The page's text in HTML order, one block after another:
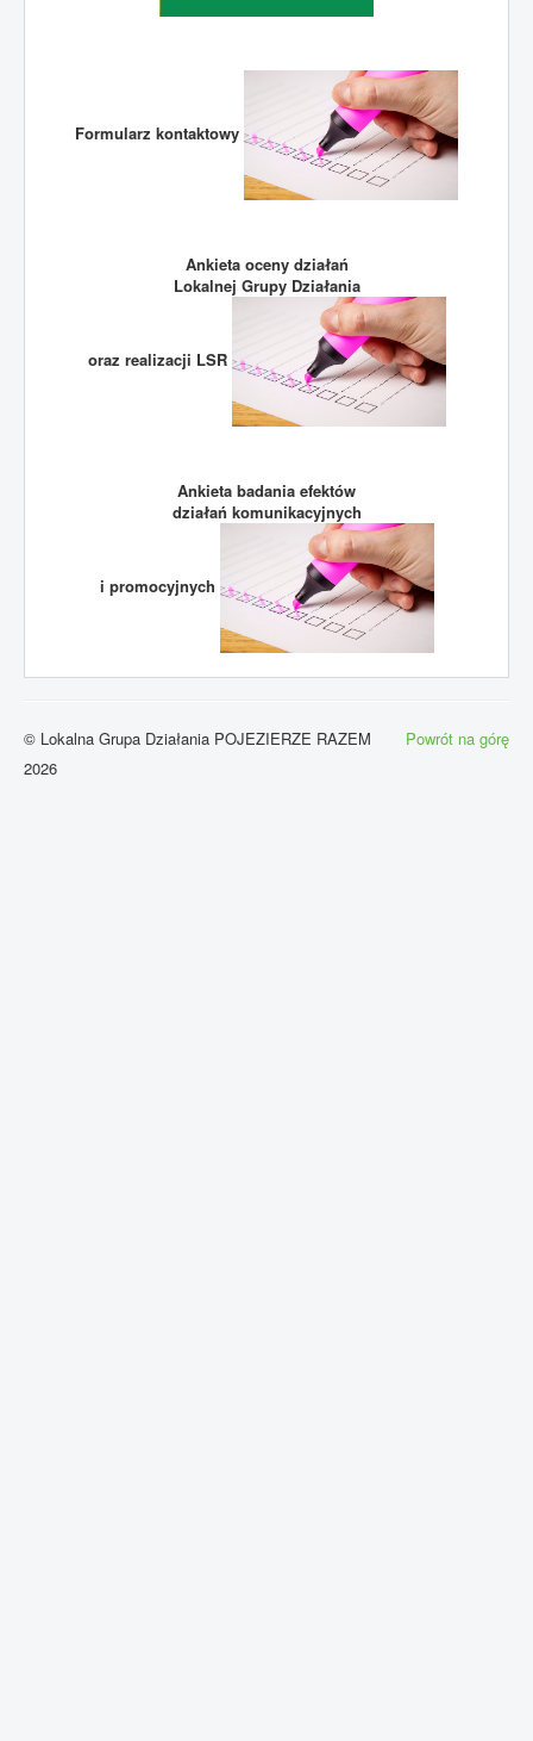
Formularz kontaktowy
Ankieta oceny działań
Lokalnej Grupy Działania
oraz realizacji LSR
Ankieta badania efektów
działań komunikacyjnych
i promocyjnych
Powrót na górę
© Lokalna Grupa Działania POJEZIERZE RAZEM
2026